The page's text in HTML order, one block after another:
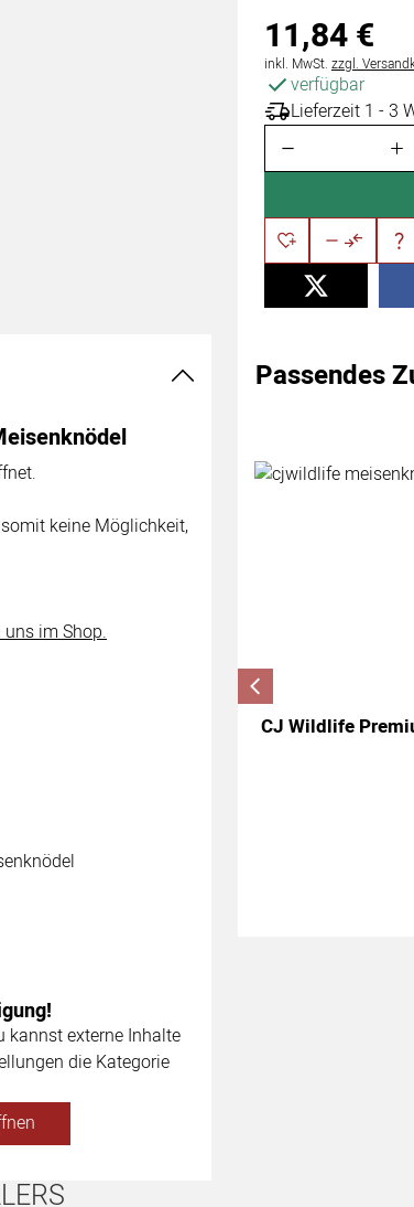
11,84€
Steuerhinweis:
inkl. MwSt. zzgl.
verfügbar
Lieferzeit 1 - 3
keine Möglichkeit,
im Shop.
kannst externe Inhalte
die Kategorie
Passendes
Zubehör
CJ Wildlife